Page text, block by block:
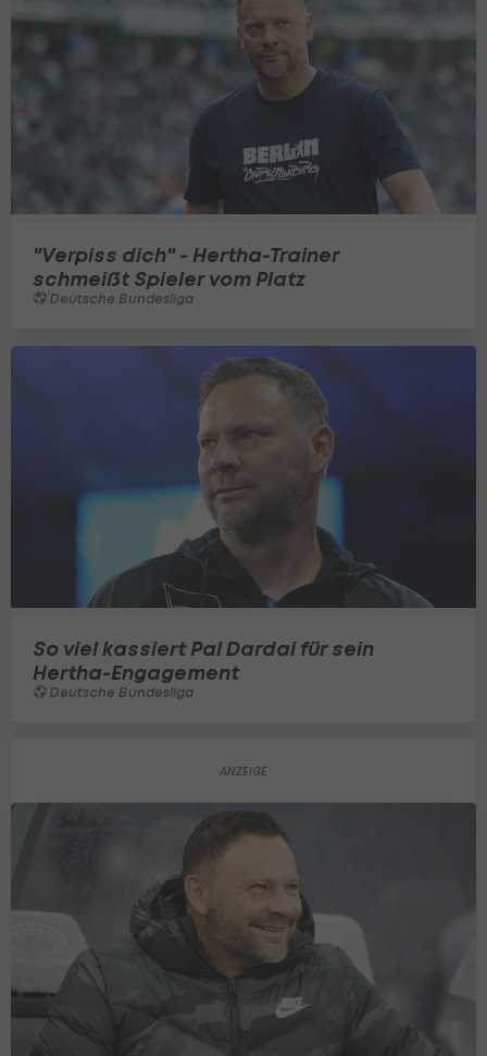
"Verpiss dich" - Hertha-Trainer
schmeißt Spieler vom Platz
Deutsche Bundesliga
So viel kassiert Pal Dardai für sein
Hertha-Engagement
Deutsche Bundesliga